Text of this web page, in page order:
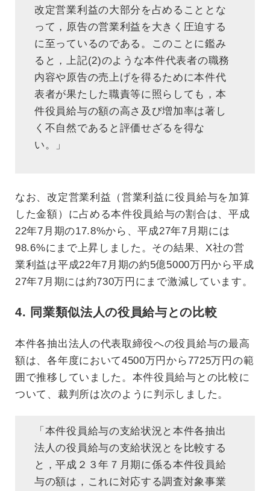
改定営業利益の大部分を占めることとな
って，原告の営業利益を大きく圧迫する
に至っているのである。このことに鑑み
ると，上記(2)のような本件代表者の職務
内容や原告の売上げを得るために本件代
表者が果たした職責等に照らしても，本
件役員給与の額の高さ及び増加率は著し
く不自然であると評価せざるを得な
い。」
なお、改定営業利益（営業利益に役員給与を加算
した金額）に占める本件役員給与の割合は、平成
22年7月期の17.8%から、平成27年7月期には
98.6%にまで上昇しました。その結果、X社の営
業利益は平成22年7月期の約5億5000万円から平成
27年7月期には約730万円にまで激減しています。
4. 同業類似法人の役員給与との比較
本件各抽出法人の代表取締役への役員給与の最高
額は、各年度において4500万円から7725万円の範
囲で推移していました。本件役員給与との比較に
ついて、裁判所は次のように判示しました。
「本件役員給与の支給状況と本件各抽出
法人の役員給与の支給状況とを比較する
と，平成２３年７月期に係る本件役員給
与の額は，これに対応する調査対象事業